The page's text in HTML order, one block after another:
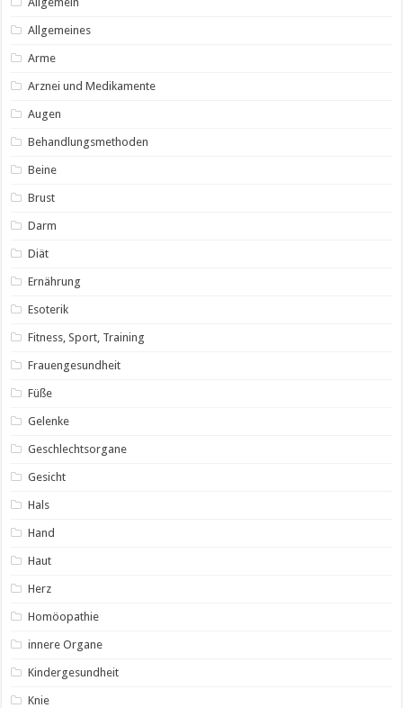
Allgemeines
Arme
Arznei und Medikamente
Augen
Behandlungsmethoden
Beine
Brust
Darm
Diät
Ernährung
Esoterik
Fitness, Sport, Training
Frauengesundheit
Füße
Gelenke
Geschlechtsorgane
Gesicht
Hals
Hand
Haut
Herz
Homöopathie
innere Organe
Kindergesundheit
Knie